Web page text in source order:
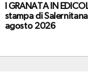
I GRANATA IN
stampa di
agosto 2026